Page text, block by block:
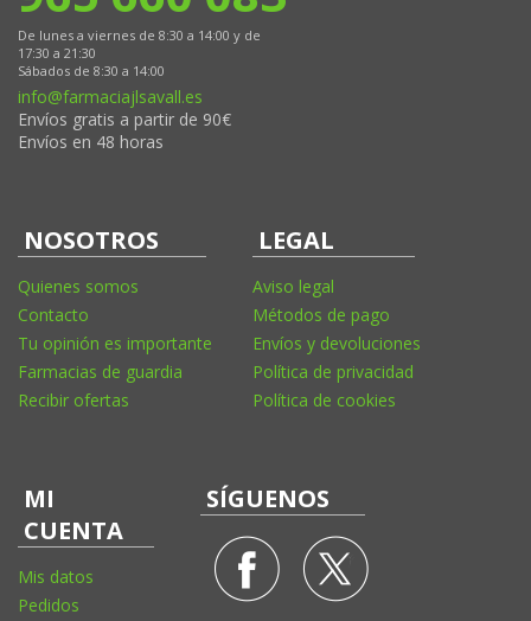
De lunes a viernes de 8:30 a 14:00 y de
17:30 a 21:30
Sábados de 8:30 a 14:00
info@farmaciajlsavall.es
Envíos gratis a partir de 90€
Envíos en 48 horas
NOSOTROS
Quienes somos
Contacto
Tu opinión es importante
Farmacias de guardia
Recibir ofertas
LEGAL
Aviso legal
Métodos de pago
Envíos y devoluciones
Política de privacidad
Política de cookies
MI
CUENTA
Mis datos
Pedidos
SÍGUENOS